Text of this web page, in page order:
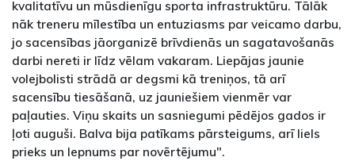
kvalitatīvu un mūsdienīgu sporta infrastruktūru. Tālāk
nāk treneru mīlestība un entuziasms par veicamo darbu,
jo sacensības jāorganizē brīvdienās un sagatavošanās
darbi nereti ir līdz vēlam vakaram. Liepājas jaunie
volejbolisti strādā ar degsmi kā treniņos, tā arī
sacensību tiesāšanā, uz jauniešiem vienmēr var
paļauties. Viņu skaits un sasniegumi pēdējos gados ir
ļoti auguši. Balva bija patīkams pārsteigums, arī liels
prieks un lepnums par novērtējumu".